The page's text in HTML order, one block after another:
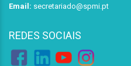
Email: secretariado@spmi.pt
REDES SOCIAIS